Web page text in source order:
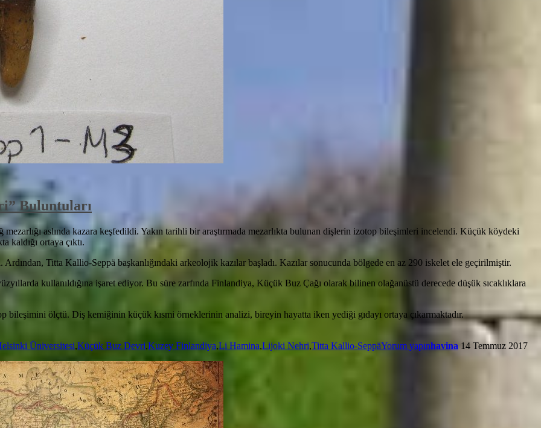
Buluntuları
aslında kazara keşfedildi. Yakın tarihli bir araştırmada mezarlıkta bulunan dişlerin izotop bileşimleri incelendi. Küçük köydeki
kaldığı ortaya çıktı.
Ardından, Titta Kallio-Seppä başkanlığındaki arkeolojik kazılar başladı. Kazılar sonucunda bölgede en az 290 iskelet ele geçirilmiştir.
kullanıldığına işaret ediyor. Bu süre zarfında Finlandiya, Küçük Buz Çağı olarak bilinen olağanüstü derecede düşük sıcaklıklara
ölçtü. Diş kemiğinin küçük kısmi örneklerinin analizi, bireyin hayatta iken yediği gıdayı ortaya çıkarmaktadır.
Üniversitesi,Küçük Buz Devri,Kuzey Finlandiya,Li Hamina,Lijoki Nehri,Titta Kallio-SeppäYorum yapınhavina 14 Temmuz 2017